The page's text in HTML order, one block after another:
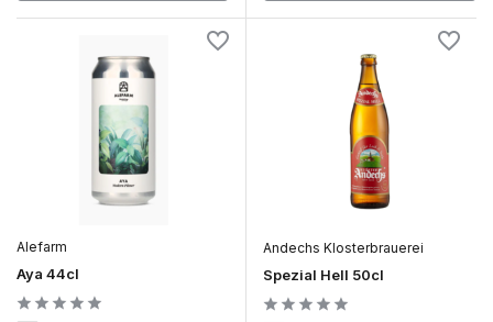
Alefarm
Aya 44cl
Andechs Klosterbrauerei
Spezial Hell 50cl